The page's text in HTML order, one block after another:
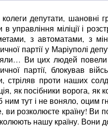
депутати, шановні
в управління міліції і
з автоматами, з
партії у Маріуполі
Ви цих людей повели
партії, блокував
стріляв проти наших
як посібники ворога,
ним тут і не воняло,
ви розколюєте країну! Ви
нашу країну. Вони